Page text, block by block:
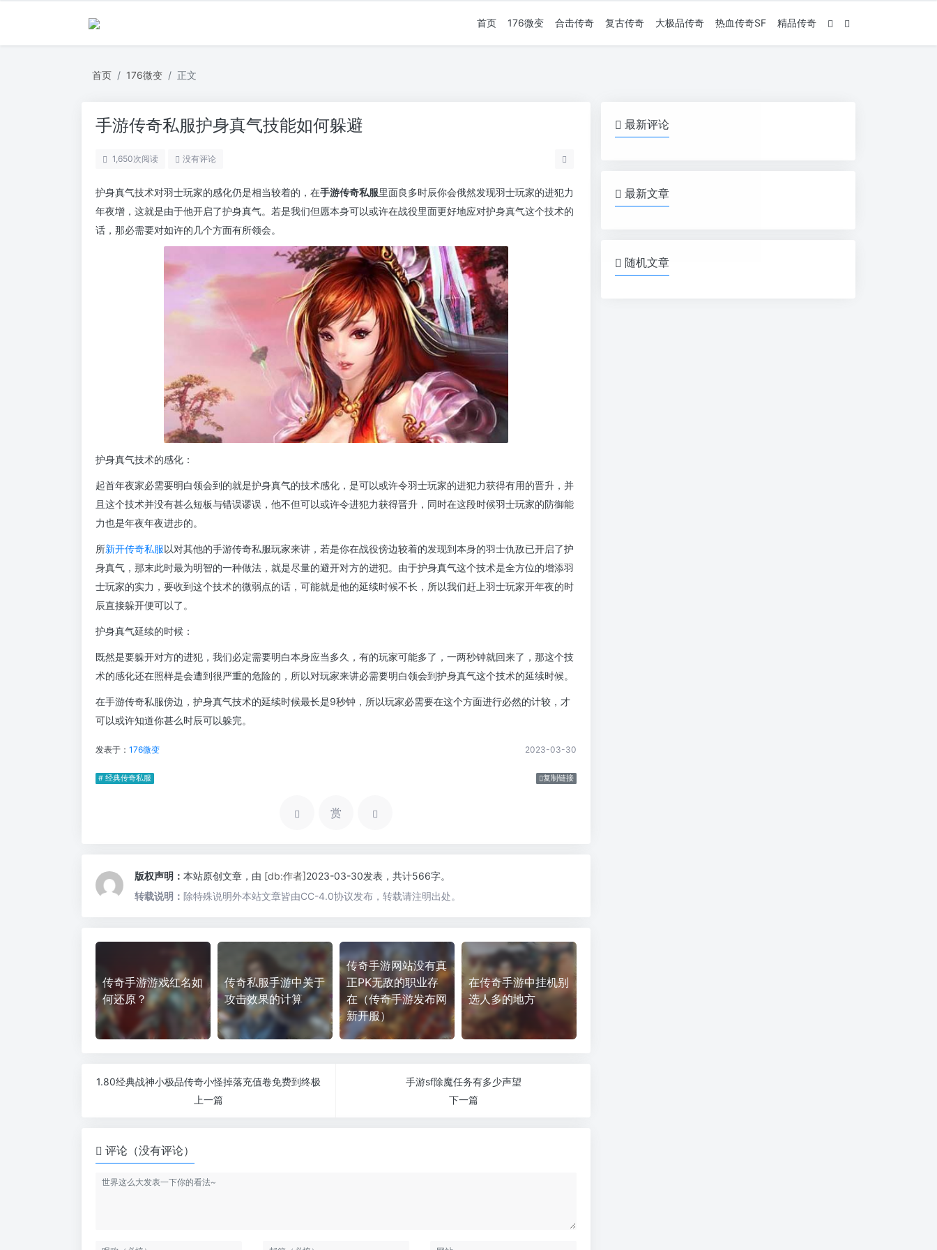
首页 176微变 合击传奇 复古传奇 大极品传奇 热血传奇SF 精品传奇
首页 176微变 正文
手游传奇私服护身真气技能如何躲避
1,650次阅读 没有评论
护身真气技术对羽士玩家的感化仍是相当较着的，在手游传奇私服里面良多时辰你会俄然发现羽士玩家的进犯力
年夜增，这就是由于他开启了护身真气。若是我们但愿本身可以或许在战役里面更好地应对护身真气这个技术的
话，那必需要对如许的几个方面有所领会。
护身真气技术的感化：
起首年夜家必需要明白领会到的就是护身真气的技术感化，是可以或许令羽士玩家的进犯力获得有用的晋升，并
且这个技术并没有甚么短板与错误谬误，他不但可以或许令进犯力获得晋升，同时在这段时候羽士玩家的防御能
力也是年夜年夜进步的。
所新开传奇私服以对其他的手游传奇私服玩家来讲，若是你在战役傍边较着的发现到本身的羽士仇敌已开启了护
身真气，那末此时最为明智的一种做法，就是尽量的避开对方的进犯。由于护身真气这个技术是全方位的增添羽
士玩家的实力，要收到这个技术的微弱点的话，可能就是他的延续时候不长，所以我们赶上羽士玩家开年夜的时
辰直接躲开便可以了。
护身真气延续的时候：
既然是要躲开对方的进犯，我们必定需要明白本身应当多久，有的玩家可能多了，一两秒钟就回来了，那这个技
术的感化还在照样是会遭到很严重的危险的，所以对玩家来讲必需要明白领会到护身真气这个技术的延续时候。
在手游传奇私服傍边，护身真气技术的延续时候最长是9秒钟，所以玩家必需要在这个方面进行必然的计较，才
可以或许知道你甚么时辰可以躲完。
发表于： 176微变 2023-03-30
# 经典传奇私服 复制链接
赏
版权声明： 本站原创文章，由 [db:作者]2023-03-30发表，共计566字。
转载说明： 除特殊说明外本站文章皆由CC-4.0协议发布，转载请注明出处。
传奇手游游戏红名如
何还原？
传奇私服手游中关于
攻击效果的计算
传奇手游网站没有真
正PK无敌的职业存
在（传奇手游发布网
新开服）
在传奇手游中挂机别
选人多的地方
1.80经典战神小极品传奇小怪掉落充值卷免费到终极
上一篇
手游sf除魔任务有多少声望
下一篇
评论（没有评论）
最新评论
最新文章
随机文章